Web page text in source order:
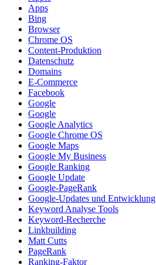
Apps
Bing
Browser
Chrome OS
Content-Produktion
Datenschutz
Domains
E-Commerce
Facebook
Google
Google
Google Analytics
Google Chrome OS
Google Maps
Google My Business
Google Ranking
Google Update
Google-PageRank
Google-Updates und Entwicklung
Keyword Analyse Tools
Keyword-Recherche
Linkbuilding
Matt Cutts
PageRank
Ranking-Faktor